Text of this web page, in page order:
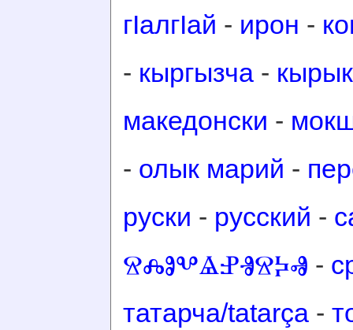
гӀалгӀай - ирон -
- кыргызча -
македонски -
- олык марий -
руски - русский -
ⰔⰎⰑⰂⰡⰐⰠⰔⰍⰟ -
татарча/tatarça -